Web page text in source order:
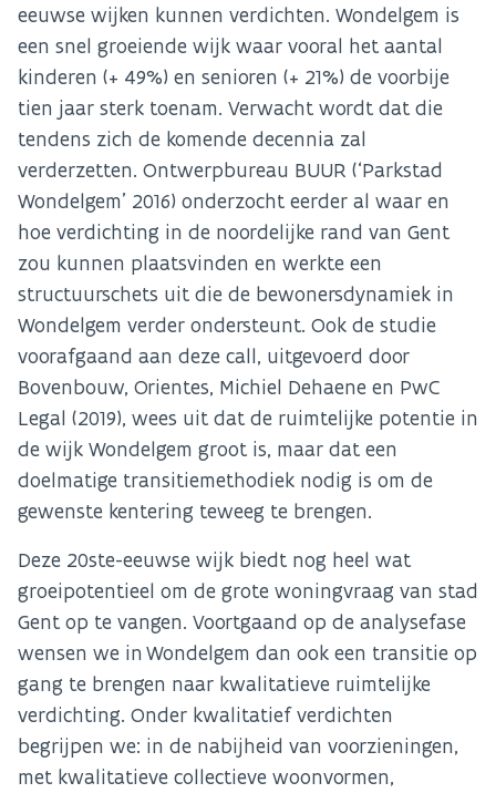
eeuwse wijken kunnen verdichten. Wondelgem is
een snel groeiende wijk waar vooral het aantal
kinderen (+ 49%) en senioren (+ 21%) de voorbije
tien jaar sterk toenam. Verwacht wordt dat die
tendens zich de komende decennia zal
verderzetten. Ontwerpbureau BUUR (‘Parkstad
Wondelgem’ 2016) onderzocht eerder al waar en
hoe verdichting in de noordelijke rand van Gent
zou kunnen plaatsvinden en werkte een
structuurschets uit die de bewonersdynamiek in
Wondelgem verder ondersteunt. Ook de studie
voorafgaand aan deze call, uitgevoerd door
Bovenbouw, Orientes, Michiel Dehaene en PwC
Legal (2019), wees uit dat de ruimtelijke potentie in
de wijk Wondelgem groot is, maar dat een
doelmatige transitiemethodiek nodig is om de
gewenste kentering teweeg te brengen.
Deze 20ste-eeuwse wijk biedt nog heel wat
groeipotentieel om de grote woningvraag van stad
Gent op te vangen. Voortgaand op de analysefase
wensen we in Wondelgem dan ook een transitie op
gang te brengen naar kwalitatieve ruimtelijke
verdichting. Onder kwalitatief verdichten
begrijpen we: in de nabijheid van voorzieningen,
met kwalitatieve collectieve woonvormen,